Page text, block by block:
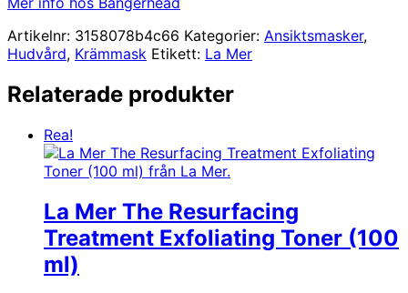
Artikelnr: 3158078b4c66 Kategorier: Ansiktsmasker,
Hudvård, Krämmask Etikett: La Mer
Relaterade produkter
Rea!
La Mer The Resurfacing
Treatment Exfoliating Toner (100
ml)